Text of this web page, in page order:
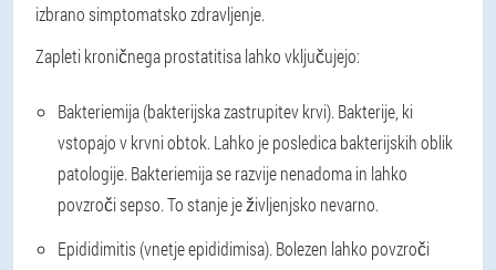
izbrano simptomatsko zdravljenje.
Zapleti kroničnega prostatitisa lahko vključujejo:
Bakteriemija (bakterijska zastrupitev krvi). Bakterije, ki
vstopajo v krvni obtok. Lahko je posledica bakterijskih oblik
patologije. Bakteriemija se razvije nenadoma in lahko
povzroči sepso. To stanje je življenjsko nevarno.
Epididimitis (vnetje epididimisa). Bolezen lahko povzroči